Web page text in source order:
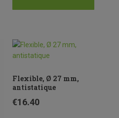
Flexible, Ø 27 mm,
antistatique
€16.40